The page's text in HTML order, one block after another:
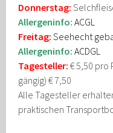
Donnerstag:
Allergeninfo:ACGL
Freitag:Seehecht
Allergeninfo:ACDGL
Tagesteller: € 5,50 pro
gängig) € 7,50
Alle Tagesteller
praktischen